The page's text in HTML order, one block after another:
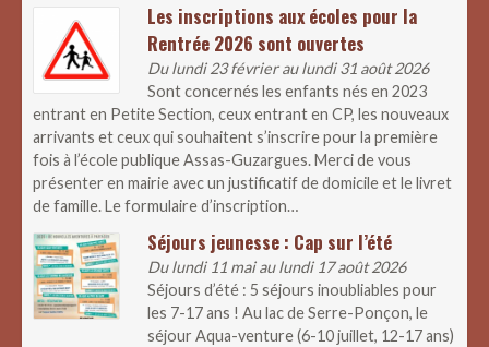
Les inscriptions aux écoles pour la
Rentrée 2026 sont ouvertes
Du lundi 23 février au lundi 31 août 2026
Sont concernés les enfants nés en 2023
entrant en Petite Section, ceux entrant en CP, les nouveaux
arrivants et ceux qui souhaitent s’inscrire pour la première
fois à l’école publique Assas-Guzargues. Merci de vous
présenter en mairie avec un justificatif de domicile et le livret
de famille. Le formulaire d’inscription…
Séjours jeunesse : Cap sur l’été
Du lundi 11 mai au lundi 17 août 2026
Séjours d’été : 5 séjours inoubliables pour
les 7-17 ans ! Au lac de Serre-Ponçon, le
séjour Aqua-venture (6-10 juillet, 12-17 ans)